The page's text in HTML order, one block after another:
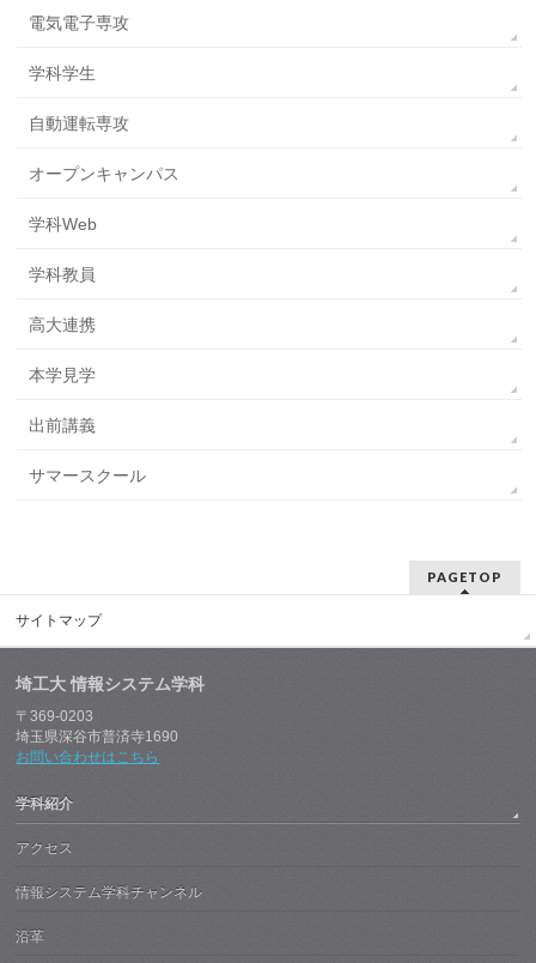
電気電子専攻
学科学生
自動運転専攻
オープンキャンパス
学科Web
学科教員
高大連携
本学見学
出前講義
サマースクール
PAGETOP
サイトマップ
埼工大 情報システム学科
〒369-0203
埼玉県深谷市普済寺1690
お問い合わせはこちら
学科紹介
アクセス
情報システム学科チャンネル
沿革